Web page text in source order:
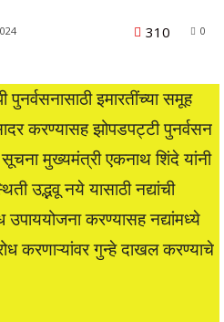
0
310
पुनर्वसनासाठी इमारतींच्या समूह
करण्यासह झोपडपट्टी पुनर्वसन
सूचना मुख्यमंत्री एकनाथ शिंदे यांनी
उद्भवू नये यासाठी नद्यांची
उपाययोजना करण्यासह नद्यांमध्ये
करणाऱ्यांवर गुन्हे दाखल करण्याचे